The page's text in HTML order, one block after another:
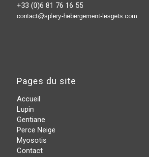
+33 (0)6 81 76 16 55
contact@splery-hebergement-lesgets.com
Pages du site
Accueil
Lupin
Gentiane
Perce Neige
Myosotis
Contact